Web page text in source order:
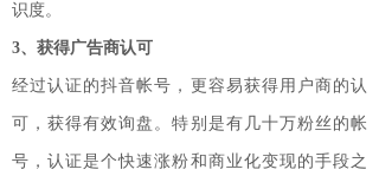
识度。
3、获得广告商认可
经过认证的抖音帐号，更容易获得用户商的认
可，获得有效询盘。特别是有几十万粉丝的帐
号，认证是个快速涨粉和商业化变现的手段之